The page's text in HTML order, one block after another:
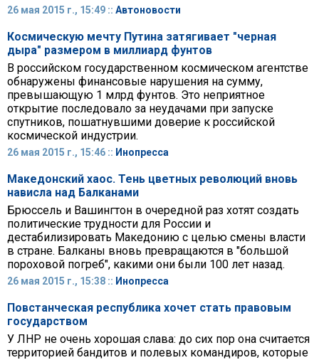
26 мая 2015 г., 15:49 :: Автоновости
Космическую мечту Путина затягивает "черная
дыра" размером в миллиард фунтов
В российском государственном космическом агентстве
обнаружены финансовые нарушения на сумму,
превышающую 1 млрд фунтов. Это неприятное
открытие последовало за неудачами при запуске
спутников, пошатнувшими доверие к российской
космической индустрии.
26 мая 2015 г., 15:46 :: Инопресса
Македонский хаос. Тень цветных революций вновь
нависла над Балканами
Брюссель и Вашингтон в очередной раз хотят создать
политические трудности для России и
дестабилизировать Македонию с целью смены власти
в стране. Балканы вновь превращаются в "большой
пороховой погреб", какими они были 100 лет назад.
26 мая 2015 г., 15:38 :: Инопресса
Повстанческая республика хочет стать правовым
государством
У ЛНР не очень хорошая слава: до сих пор она считается
территорией бандитов и полевых командиров, которые